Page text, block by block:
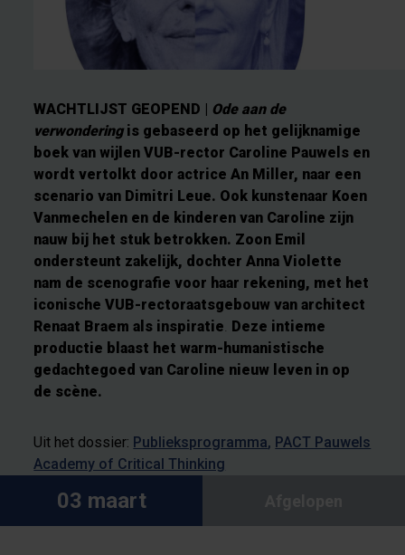
WACHTLIJST GEOPEND | Ode aan de
verwonderingis gebaseerd op het gelijknamige
boek van wijlen VUB-rector Caroline Pauwels en
wordt vertolkt door actrice An Miller, naar een
scenario van Dimitri Leue. Ook kunstenaar Koen
Vanmechelen en de kinderen van Caroline zijn
nauw bij het stuk betrokken. Zoon Emil
ondersteunt zakelijk, dochter Anna Violette
nam de scenografie voor haar rekening, met het
iconische VUB-rectoraatsgebouw van architect
Renaat Braem als inspiratie. Deze intieme
productie blaast het warm-humanistische
gedachtegoed van Caroline nieuw leven in op
de scène.
Uit het dossier: Publieksprogramma
PACT Pauwels
Academy of Critical Thinking
03 maart